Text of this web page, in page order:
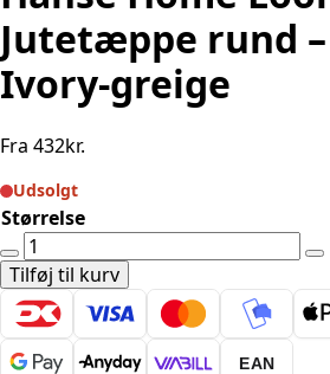
Jutetæppe rund
Ivory-greige
Fra 432kr.
Udsolgt
Størrelse
Hanse
Home
Looma
Jutetæppe
rund
Tilføj til kurv
EAN